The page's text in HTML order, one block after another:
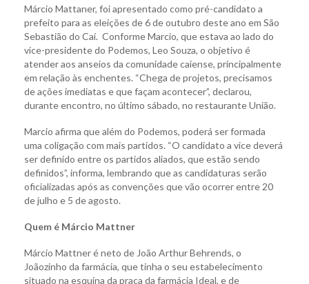
Márcio Mattaner, foi apresentado como pré-candidato a
prefeito para as eleições de 6 de outubro deste ano em São
Sebastião do Caí. Conforme Marcio, que estava ao lado do
vice-presidente do Podemos, Leo Souza, o objetivo é
atender aos anseios da comunidade caiense, principalmente
em relação às enchentes. “Chega de projetos, precisamos
de ações imediatas e que façam acontecer”, declarou,
durante encontro, no último sábado, no restaurante União.
Marcio afirma que além do Podemos, poderá ser formada
uma coligação com mais partidos. “O candidato a vice deverá
ser definido entre os partidos aliados, que estão sendo
definidos”, informa, lembrando que as candidaturas serão
oficializadas após as convenções que vão ocorrer entre 20
de julho e 5 de agosto.
Quem é Márcio Mattner
Márcio Mattner é neto de João Arthur Behrends, o
Joãozinho da farmácia, que tinha o seu estabelecimento
situado na esquina da praça da farmácia Ideal, e de